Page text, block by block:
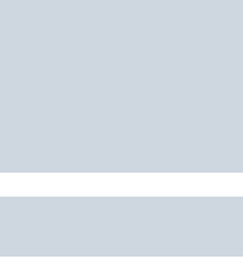
のは分かっていたと明か